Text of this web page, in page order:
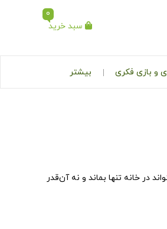
سبد خرید
0
و بازی فکری بیشتر
در خانه تنها بماند و نه آن‌قدر